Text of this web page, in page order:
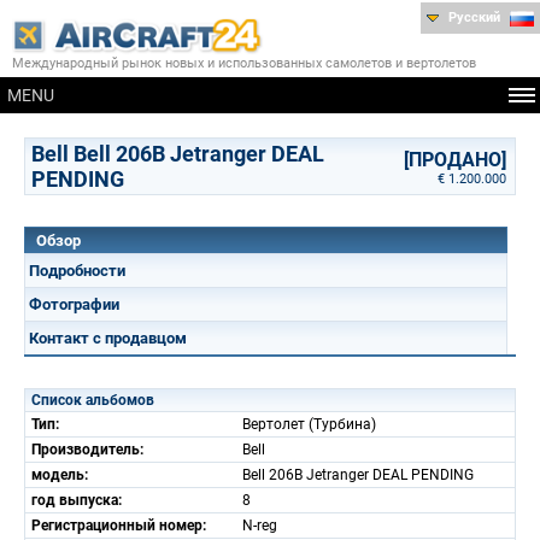
Международный рынок новых и использованных самолетов и вертолетов
MENU
Русский
Bell Bell 206B Jetranger DEAL
PENDING
[ПРОДАНО]
€ 1.200.000
Обзор
Подробности
Фотографии
Контакт с продавцом
Список альбомов
Тип:
Вертолет (Турбина)
Производитель:
Bell
модель:
Bell 206B Jetranger DEAL PENDING
год выпуска:
8
Регистрационный номер:
N-reg